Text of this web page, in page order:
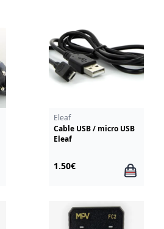
Eleaf
Cable USB / micro USB
Eleaf
1.50€